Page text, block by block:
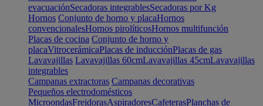
evacuaciónSecadoras integrablesSecadoras por Kg
Hornos Conjunto de horno y placaHornos
convencionalesHornos pirolíticosHornos multifunción
Placas de cocina Conjunto de horno y
placaVitrocerámicaPlacas de inducciónPlacas de gas
Lavavajillas Lavavajillas 60cmLavavajillas 45cmLavavajillas
integrables
Campanas extractoras Campanas decorativas
Pequeños electrodomésticos
MicroondasFreidorasAspiradoresCafeterasPlanchas de